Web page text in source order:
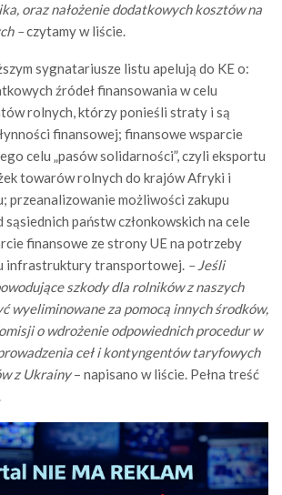
oraz nałożenie dodatkowych kosztów na
–czytamy w liście.
sygnatariusze listu apelują do KE o:
źródeł finansowania w celu
rolnych, którzy ponieśli straty i są
finansowej; finansowe wsparcie
celu „pasów solidarności”, czyli eksportu
towarów rolnych do krajów Afryki i
przeanalizowanie możliwości zakupu
sąsiednich państw członkowskich na cele
finansowe ze strony UE na potrzeby
infrastruktury transportowej. – Jeśli
szkody dla rolników z naszych
wyeliminowane za pomocą innych środków,
o wdrożenie odpowiednich procedur w
ceł i kontyngentów taryfowych
z Ukrainy– napisano w liście. Pełna treść